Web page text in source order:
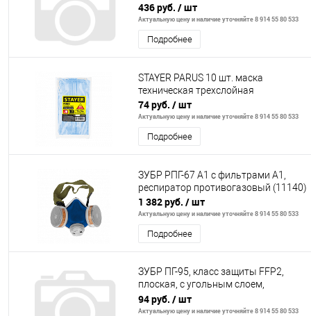
436 руб. / шт
Актуальную цену и наличие уточняйте 8 914 55 80 533
Подробнее
STAYER PARUS 10 шт. маска
техническая трехслойная
74 руб. / шт
Актуальную цену и наличие уточняйте 8 914 55 80 533
Подробнее
ЗУБР РПГ-67 А1 с фильтрами А1,
респиратор противогазовый (11140)
1 382 руб. / шт
Актуальную цену и наличие уточняйте 8 914 55 80 533
Подробнее
ЗУБР ПГ-95, класс защиты FFP2,
плоская, с угольным слоем,
фильтрующая полумаска с клапаном
выдоха,
94 руб. / шт
Актуальную цену и наличие уточняйте 8 914 55 80 533